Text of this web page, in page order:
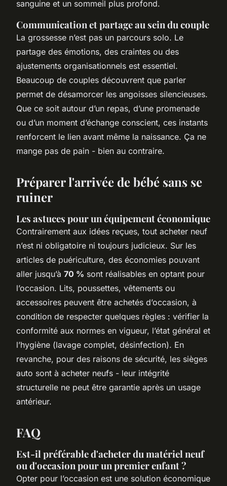
sanguine et un sommeil plus profond.
Communication et partage au sein du couple
La grossesse n’est pas un parcours solo. Le
partage des émotions, des craintes ou des
ajustements organisationnels est essentiel.
Beaucoup de couples découvrent que parler
permet de désamorcer les angoisses silencieuses.
Que ce soit autour d’un repas, d’une promenade
ou d’un moment d’échange conscient, ces instants
renforcent le lien avant même la naissance. Ça ne
mange pas de pain - bien au contraire.
Préparer l'arrivée de bébé sans se
ruiner
Les astuces pour un équipement économique
Contrairement aux idées reçues, tout acheter neuf
n’est ni obligatoire ni toujours judicieux. Sur les
articles de puériculture, des économies pouvant
aller jusqu’à 70 % sont réalisables en optant pour
l’occasion. Lits, poussettes, vêtements ou
accessoires peuvent être achetés d’occasion, à
condition de respecter quelques règles : vérifier la
conformité aux normes en vigueur, l’état général et
l’hygiène (lavage complet, désinfection). En
revanche, pour des raisons de sécurité, les sièges
auto sont à acheter neufs - leur intégrité
structurelle ne peut être garantie après un usage
antérieur.
FAQ
Est-il préférable d'acheter du matériel neuf
ou d'occasion pour un premier enfant ?
Opter pour l’occasion est une solution économique